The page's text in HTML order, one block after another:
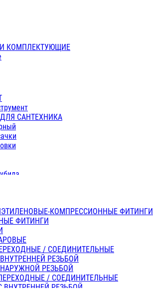
КОМПЛЕКТУЮЩИЕ
САНТЕХНИКА
КОМПРЕССИОННЫЕ ФИТИНГИ
ФИТИНГИ
/ СОЕДИНИТЕЛЬНЫЕ
РЕЗЬБОЙ
РЕЗЬБОЙ
/ СОЕДИНИТЕЛЬНЫЕ
ВНУТРЕННЕЙ РЕЗЬБОЙ
РЕЗЬБОЙ